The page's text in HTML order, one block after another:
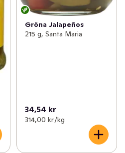
Gröna Jalapeños
215 g, Santa Maria
34,54 kr
314,00 kr /kg